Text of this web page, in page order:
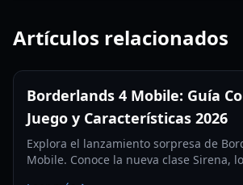
Artículos relacionados
Borderlands 4 Mobile: Guía
Juego y Características 2026
Explora el lanzamiento sorpresa de
Mobile. Conoce la nueva clase Sirena,